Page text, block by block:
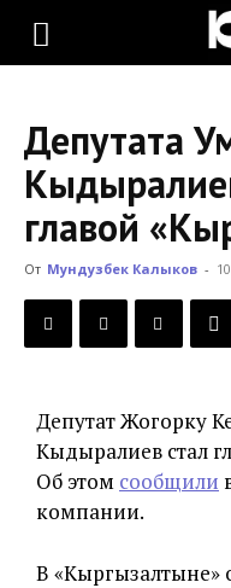
KLOOP.KG
Новости
Кыргызстана
Депутата
главой
От Мундузбек Калыков -
Депутат Жогорку
Кыдыралиев стал
Об этом сообщили
компании.
В «Кыргызалтыне»